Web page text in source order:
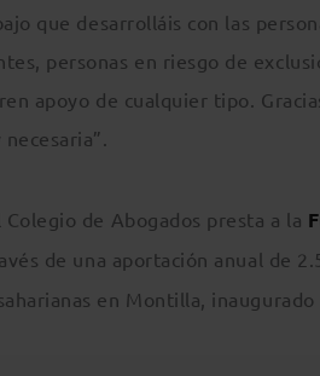
que desarrolláis con las
personas en riesgo de
apoyo de cualquier tipo.
de Abogados presta a la
de una aportación anual de
en Montilla,